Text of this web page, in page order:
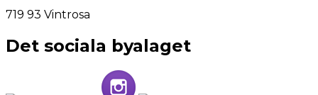
719 93 Vintrosa
Det sociala byalaget